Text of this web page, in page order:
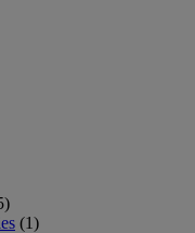
(1)